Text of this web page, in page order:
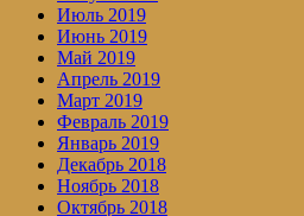
Июль 2019
Июнь 2019
Май 2019
Апрель 2019
Март 2019
Февраль 2019
Январь 2019
Декабрь 2018
Ноябрь 2018
Октябрь 2018